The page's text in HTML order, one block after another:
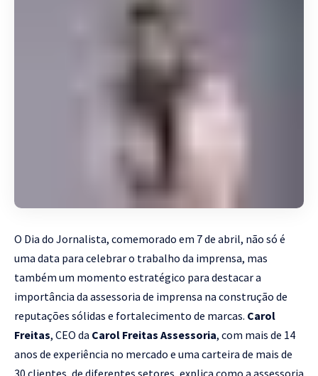
O Dia do Jornalista, comemorado em 7 de abril, não só é
uma data para celebrar o trabalho da imprensa, mas
também um momento estratégico para destacar a
importância da assessoria de imprensa na construção de
reputações sólidas e fortalecimento de marcas. Carol
Freitas, CEO da Carol Freitas Assessoria, com mais de 14
anos de experiência no mercado e uma carteira de mais de